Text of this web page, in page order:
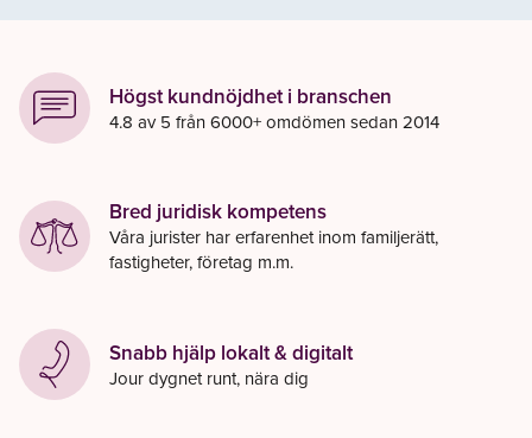
Högst kundnöjdhet i branschen
4.8 av 5 från 6000+ omdömen sedan 2014
Bred juridisk kompetens
Våra jurister har erfarenhet inom familjerätt,
fastigheter, företag m.m.
Snabb hjälp lokalt & digitalt
Jour dygnet runt, nära dig